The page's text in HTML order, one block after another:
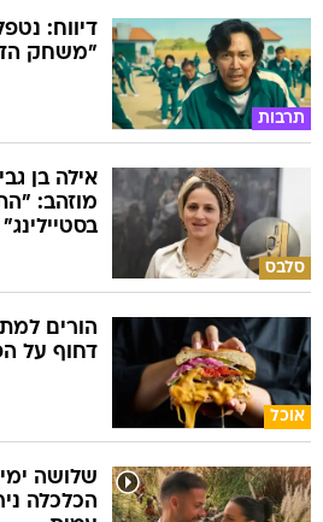
תרבות
דיווח:
"משחק
סלבס
אילה בן
מוזהב:
בסטיילינג"
אוכל
הורים
דחוף על
שלושה
הכלכלה